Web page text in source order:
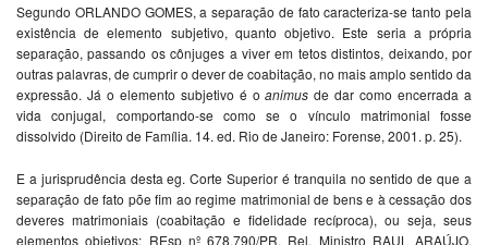
Segundo ORLANDO GOMES, a separação de fato caracteriza-se tanto pela
existência de elemento subjetivo, quanto objetivo. Este seria a própria
separação, passando os cônjuges a viver em tetos distintos, deixando, por
outras palavras, de cumprir o dever de coabitação, no mais amplo sentido da
expressão. Já o elemento subjetivo é oanimusde dar como encerrada a
vida conjugal, comportando-se como se o vínculo matrimonial fosse
dissolvido (Direito de Família. 14. ed. Rio de Janeiro: Forense, 2001. p. 25).
E a jurisprudência desta eg. Corte Superior é tranquila no sentido de que a
separação de fato põe fim ao regime matrimonial de bens e à cessação dos
deveres matrimoniais (coabitação e fidelidade recíproca), ou seja, seus
elementos objetivos: REsp nº 678.790/PR, Rel. Ministro RAUL ARAÚJO,